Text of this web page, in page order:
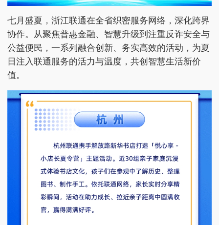
七月盛夏，浙江联通在全省织密服务网络，深化跨界
协作。从聚焦普惠金融、智慧升级到注重反诈安全与
公益便民，一系列融合创新、务实高效的活动，为夏
日注入联通服务的活力与温度，共创智慧生活新价
值。